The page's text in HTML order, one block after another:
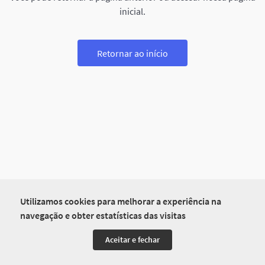
Utilizamos cookies para melhorar a experiência na
navegação e obter estatísticas das visitas
Aceitar e fechar
inicial.
Retornar ao início